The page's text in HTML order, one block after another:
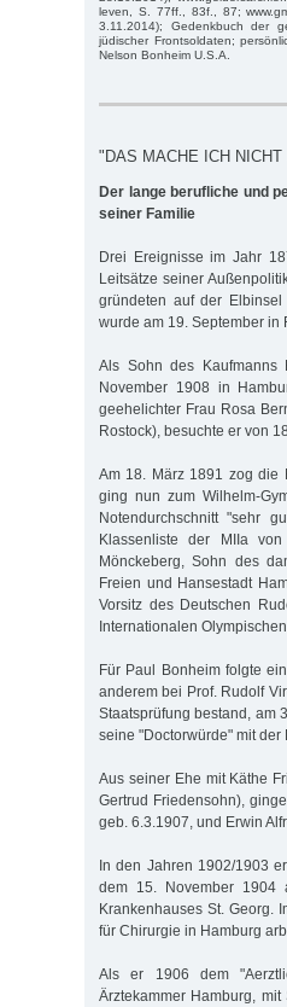
leven, S. 77ff., 83f., 87;
3.11.2014); Gedenkbuch der
jüdischer Frontsoldaten;
Nelson Bonheim U.S.A.
"DAS MACHE ICH
Der lange berufliche und
seiner Familie
Drei Ereignisse im Jahr
Leitsätze seiner
gründeten auf der
wurde am 19. September in
Als Sohn des Kaufmanns
November 1908 in
geehelichter Frau Rosa
Rostock), besuchte er von
Am 18. März 1891 zog die
ging nun zum Wilhelm-
Notendurchschnitt "sehr
Klassenliste der MIIa
Mönckeberg, Sohn des
Freien und Hansestadt
Vorsitz des Deutschen
Internationalen
Für Paul Bonheim folgte
anderem bei Prof. Rudolf
Staatsprüfung bestand, am
seine "Doctorwürde" mit
Aus seiner Ehe mit Käthe
Gertrud Friedensohn),
geb. 6.3.1907, und Erwin
In den Jahren 1902/1903
dem 15. November 1904
Krankenhauses St. Georg.
für Chirurgie in Hamburg
Als er 1906 dem
Ärztekammer Hamburg,